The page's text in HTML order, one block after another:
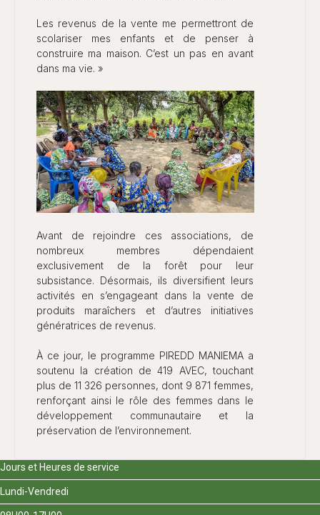
Les revenus de la vente me permettront de
scolariser mes enfants et de penser à
construire ma maison. C’est un pas en avant
dans ma vie. »
Avant de rejoindre ces associations, de
nombreux membres dépendaient
exclusivement de la forêt pour leur
subsistance. Désormais, ils diversifient leurs
activités en s’engageant dans la vente de
produits maraîchers et d’autres initiatives
génératrices de revenus.
À ce jour, le programme PIREDD MANIEMA a
soutenu la création de 419 AVEC, touchant
plus de 11 326 personnes, dont 9 871 femmes,
renforçant ainsi le rôle des femmes dans le
développement communautaire et la
préservation de l’environnement.
Jours et Heures de service
Lundi-Vendredi